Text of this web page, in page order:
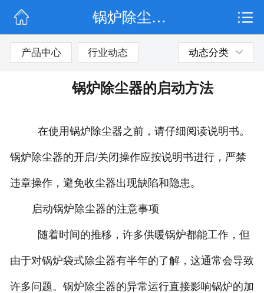
公司简介
联系我们
锅炉除尘器的启动方法
产品中心 行业动态 动态分类
锅炉除尘器的启动方法
在使用锅炉除尘器之前，请仔细阅读说明书。
锅炉除尘器的开启/关闭操作应按说明书进行，严禁
违章操作，避免收尘器出现缺陷和隐患。
启动锅炉除尘器的注意事项
随着时间的推移，许多供暖锅炉都能工作，但
由于对锅炉袋式除尘器有半年的了解，这通常会导致
许多问题。锅炉除尘器的异常运行直接影响锅炉的加